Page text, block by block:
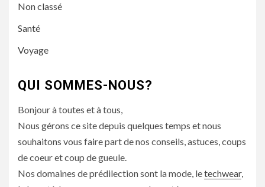
Non classé
Santé
Voyage
QUI SOMMES-NOUS?
Bonjour à toutes et à tous,
Nous gérons ce site depuis quelques temps et nous
souhaitons vous faire part de nos conseils, astuces, coups
de coeur et coup de gueule.
Nos domaines de prédilection sont la mode, letechwear,